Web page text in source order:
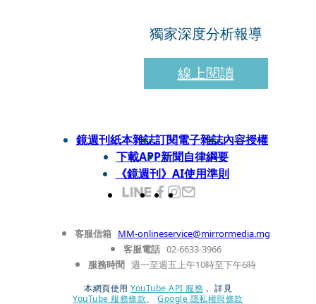
獨家深度分析報導
線上閱讀
鏡週刊紙本雜誌訂閱電子雜誌內容授權
下載APP新聞自律綱要
《鏡週刊》AI使用準則
客服信箱 MM-onlineservice@mirrormedia.mg
客服電話 02-6633-3966
服務時間 週一至週五上午10時至下午6時
本網頁使用 YouTube API 服務 ， 詳見
YouTube 服務條款、
Google 隱私權與條款